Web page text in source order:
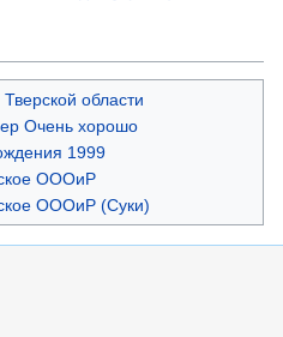
области
Очень хорошо
1999
ОООиР
ОООиР (Суки)